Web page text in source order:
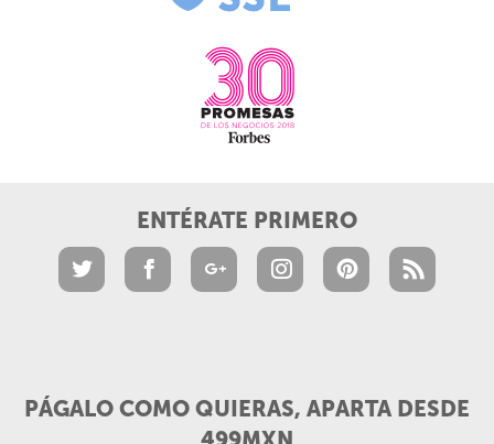
ENTÉRATE PRIMERO
PÁGALO COMO QUIERAS, APARTA DESDE